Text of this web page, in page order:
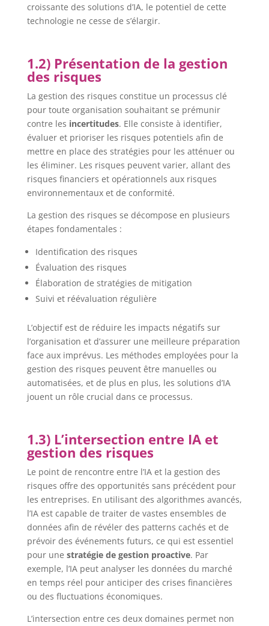
croissante des solutions d’IA, le potentiel de cette
technologie ne cesse de s’élargir.
1.2) Présentation de la gestion
des risques
La gestion des risques constitue un processus clé
pour toute organisation souhaitant se prémunir
contre les incertitudes. Elle consiste à identifier,
évaluer et prioriser les risques potentiels afin de
mettre en place des stratégies pour les atténuer ou
les éliminer. Les risques peuvent varier, allant des
risques financiers et opérationnels aux risques
environnementaux et de conformité.
La gestion des risques se décompose en plusieurs
étapes fondamentales :
Identification des risques
Évaluation des risques
Élaboration de stratégies de mitigation
Suivi et réévaluation régulière
L’objectif est de réduire les impacts négatifs sur
l’organisation et d’assurer une meilleure préparation
face aux imprévus. Les méthodes employées pour la
gestion des risques peuvent être manuelles ou
automatisées, et de plus en plus, les solutions d’IA
jouent un rôle crucial dans ce processus.
1.3) L’intersection entre IA et
gestion des risques
Le point de rencontre entre l’IA et la gestion des
risques offre des opportunités sans précédent pour
les entreprises. En utilisant des algorithmes avancés,
l’IA est capable de traiter de vastes ensembles de
données afin de révéler des patterns cachés et de
prévoir des événements futurs, ce qui est essentiel
pour une stratégie de gestion proactive. Par
exemple, l’IA peut analyser les données du marché
en temps réel pour anticiper des crises financières
ou des fluctuations économiques.
L’intersection entre ces deux domaines permet non